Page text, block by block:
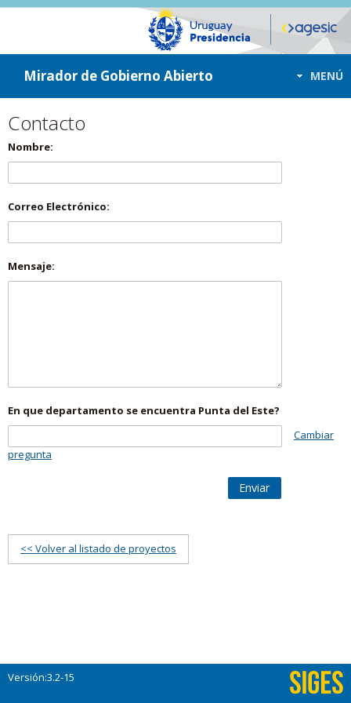
ir a contenido
ir al menú
Mirador de Gobierno Abierto MENÚ
Contacto
Nombre:
Correo Electrónico:
Mensaje:
En que departamento se encuentra Punta del Este?
Cambiar
pregunta
Enviar
<< Volver al listado de proyectos
Versión:3.2-15